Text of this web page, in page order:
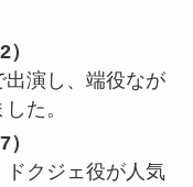
演し、端役なが
た。
クジェ役が人気